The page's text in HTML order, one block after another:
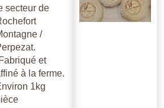
secteur de
/
et
à la ferme.
1kg